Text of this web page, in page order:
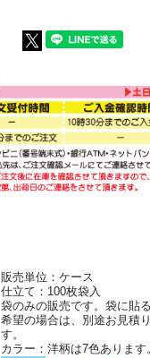
販売単位：ケース
仕立て：100枚袋入
袋のみの販売です。袋に貼
希望の場合は、別途お見積
す。
カラー：洋柄は7色あります